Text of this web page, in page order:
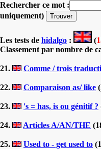
Rechercher ce mot :
uniquement)
Les tests de hidalgo : (
Classement par nombre de
21. Comme / trois
22. Comparaison as/ like
23. 's = has, is ou génitif ?
24. Articles A/AN/THE
25. Used to - get used to